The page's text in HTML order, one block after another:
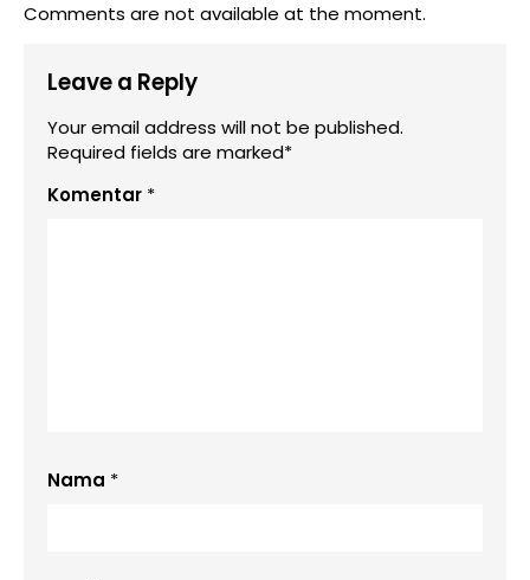
Comments are not available at the moment.
Leave a Reply
Your email address will not be published.
Required fields are marked*
Komentar *
Nama *